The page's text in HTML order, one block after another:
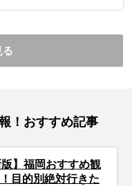
る
！おすすめ記事
版】福岡おすすめ観
目的別絶対行きた